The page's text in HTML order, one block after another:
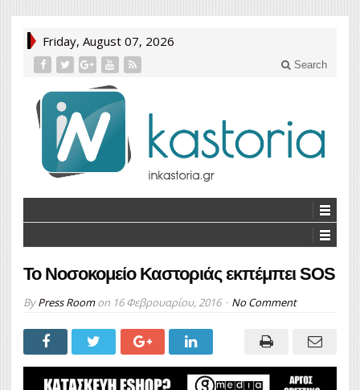
Friday, August 07, 2026
Search
Το Νοσοκομείο Καστοριάς εκπέμπει SOS
ByPress Roomon 16 Φεβρουαρίου, 2016 No Comment